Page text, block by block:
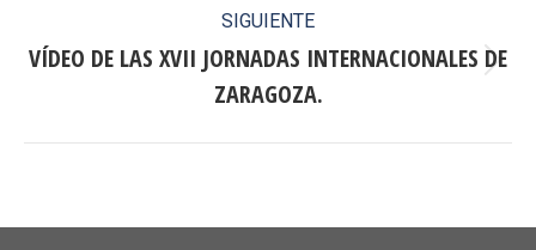
SIGUIENTE
Publicación
siguiente:
VÍDEO DE LAS XVII JORNADAS INTERNACIONALES DE
ZARAGOZA.